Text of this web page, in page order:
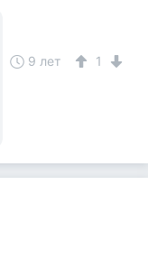
9 лет 1